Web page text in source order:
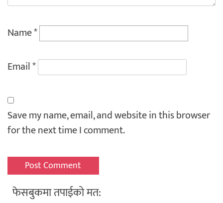
Name*
Email*
Save my name, email, and website in this browser
for the next time I comment.
फेसबुकमा तपाईको मत: